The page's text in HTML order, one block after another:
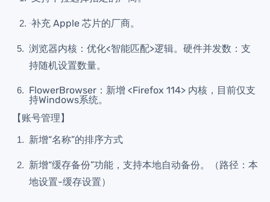
票务管理
SEO & SERP
补充 Apple 芯片的厂商。
浏览器内核：优化<智能匹配>逻辑。硬件并发数：支
持随机设置数量。
FlowerBrowser：新增 <Firefox 114> 内核，目前仅支
持Windows系统。
【账号管理】
新增“名称”的排序方式
新增“缓存备份”功能，支持本地自动备份。（路径：本
地设置-缓存设置）